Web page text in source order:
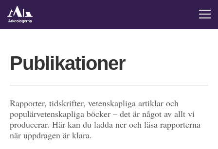
Publikationer
Rapporter, tidskrifter, vetenskapliga artiklar och
populärvetenskapliga böcker – det är något av allt vi
producerar. Här kan du ladda ner och läsa rapporterna
när uppdragen är klara.